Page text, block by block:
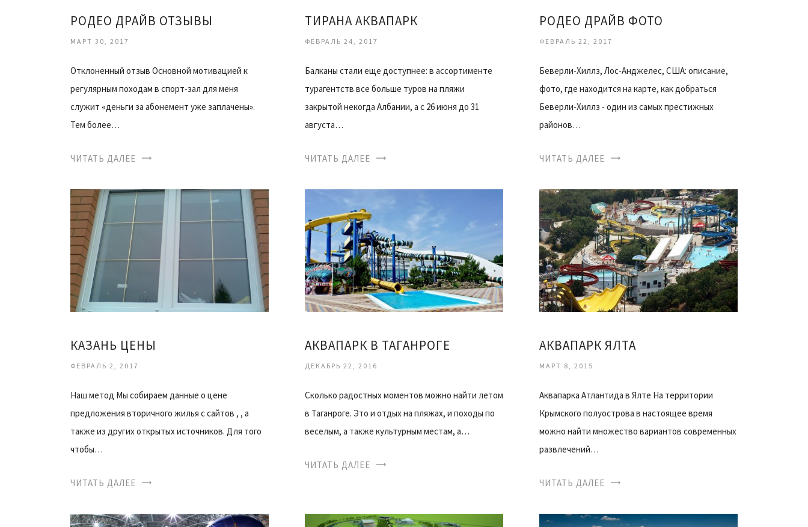
РОДЕО ДРАЙВ ОТЗЫВЫ
МАРТ 30, 2017
Отклоненный отзыв Основной мотивацией к
регулярным походам в спорт-зал для меня
служит «деньги за абонемент уже заплачены».
Тем более…
ЧИТАТЬ ДАЛЕЕ
ТИРАНА АКВАПАРК
ФЕВРАЛЬ 24, 2017
Балканы стали еще доступнее: в ассортименте
турагентств все больше туров на пляжи
закрытой некогда Албании, а с 26 июня до 31
августа…
ЧИТАТЬ ДАЛЕЕ
РОДЕО ДРАЙВ ФОТО
ФЕВРАЛЬ 22, 2017
Беверли-Хиллз, Лос-Анджелес, США: описание,
фото, где находится на карте, как добраться
Беверли-Хиллз - один из самых престижных
районов…
ЧИТАТЬ ДАЛЕЕ
КАЗАНЬ ЦЕНЫ
ФЕВРАЛЬ 2, 2017
Наш метод Мы собираем данные о цене
предложения вторичного жилья с сайтов , , а
также из других открытых источников. Для того
чтобы…
ЧИТАТЬ ДАЛЕЕ
АКВАПАРК В ТАГАНРОГЕ
ДЕКАБРЬ 22, 2016
Сколько радостных моментов можно найти летом
в Таганроге. Это и отдых на пляжах, и походы по
веселым, а также культурным местам, а…
ЧИТАТЬ ДАЛЕЕ
АКВАПАРК ЯЛТА
МАРТ 8, 2015
Аквапарка Атлантида в Ялте На территории
Крымского полуострова в настоящее время
можно найти множество вариантов современных
развлечений…
ЧИТАТЬ ДАЛЕЕ